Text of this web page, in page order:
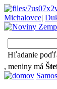
Michalovce|
Hľadanie
, meniny má